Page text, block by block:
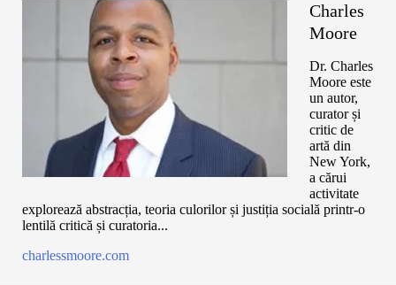
Charles
Moore
Dr. Charles
Moore este
un autor,
curator și
critic de
artă din
New York,
a cărui
activitate
explorează abstracția, teoria culorilor și justiția socială printr-o
lentilă critică și curatoria...
charlessmoore.com